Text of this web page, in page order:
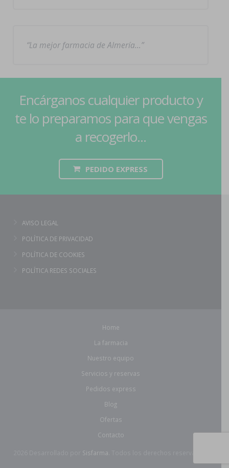
La mejor farmacia de Almería…
Encárganos cualquier producto y
te lo preparamos para que vengas
a recogerlo...
PEDIDO EXPRESS
AVISO LEGAL
POLÍTICA DE PRIVACIDAD
POLÍTICA DE COOKIES
POLÍTICA REDES SOCIALES
Home
La farmacia
Nuestro equipo
Servicios y reservas
Pedidos express
Blog
Ofertas
Contacto
Sisfarma.